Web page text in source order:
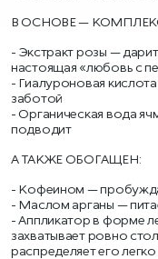
В ОСНОВЕ —
Экстракт розы —
настоящая «любовь с
Гиалуроновая
заботой
Органическая вода
подводит
А ТАКЖЕ ОБОГАЩЕН:
Кофеином —
Маслом арганы —
Аппликатор в форме
захватывает ровно
распределяет его